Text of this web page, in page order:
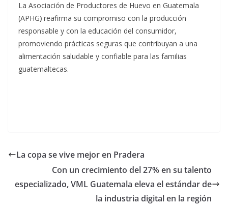
La Asociación de Productores de Huevo en Guatemala
(APHG) reafirma su compromiso con la producción
responsable y con la educación del consumidor,
promoviendo prácticas seguras que contribuyan a una
alimentación saludable y confiable para las familias
guatemaltecas.
La copa se vive mejor en Pradera
Con un crecimiento del 27% en su talento
especializado, VML Guatemala eleva el estándar de
la industria digital en la región